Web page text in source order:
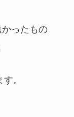
ったもの
。